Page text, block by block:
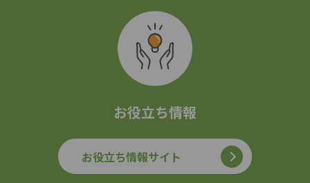
お役立ち情報
お役立ち情報サイト